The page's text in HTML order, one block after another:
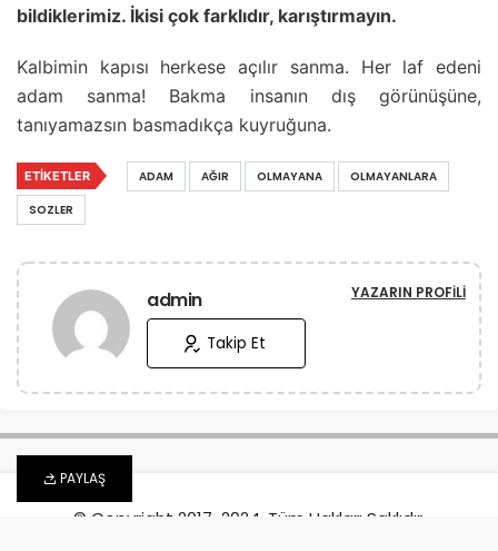
PAYLAŞ
bildiklerimiz. İkisi çok farklıdır, karıştırmayın.
Kalbimin kapısı herkese açılır sanma. Her laf edeni
adam sanma! Bakma insanın dış görünüşüne,
tanıyamazsın basmadıkça kuyruğuna.
ETIKETLER ADAM AĞIR OLMAYANA
OLMAYANLARA
SOZLER
admin YAZARIN PROFILI
Takip Et
© Copyright 2017-2024, Tüm Hakları Saklıdır.